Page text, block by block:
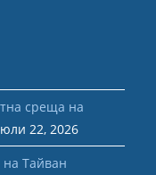
среща на
юли 22, 2026
Тайван